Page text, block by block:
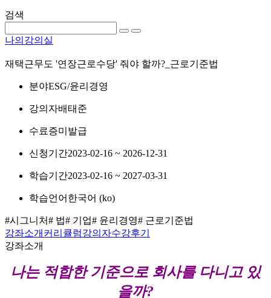
검색
나의강의실
재택근무도 '연장근로수당' 줘야 할까?_근로기준법
분야ESG/윤리경영
강의자배태준
수료증미발급
신청기간2023-02-16 ~ 2026-12-31
학습기간2023-02-16 ~ 2027-03-31
학습언어 한국어 ‎(ko)‎
#시그니처# 법# 기업# 윤리경영# 근로기준법
강좌소개 커리큘럼강의자수강후기
강좌소개
나는 적합한 기준으로 회사를 다니고 있
을까?